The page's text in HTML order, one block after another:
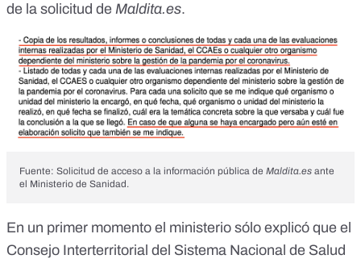
de la solicitud de Maldita.es.
Fuente: Solicitud de acceso a la información pública de Maldita.es ante
el Ministerio de Sanidad.
En un primer momento el ministerio sólo explicó que el
Consejo Interterritorial del Sistema Nacional de Salud